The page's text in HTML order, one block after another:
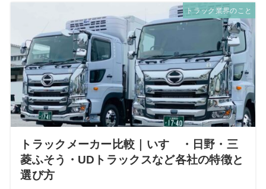
トラック業界のこと
トラックメーカー比較｜いすゞ・日野・三
菱ふそう・UDトラックスなど各社の特徴と
選び方